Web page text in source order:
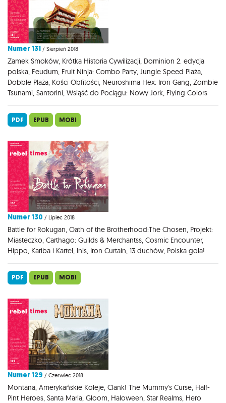
Numer 131 / Sierpień 2018
Zamek Smoków, Krótka Historia Cywilizacji, Dominion 2. edycja
polska, Feudum, Fruit Ninja: Combo Party, Jungle Speed Plaża,
Dobble Plaża, Kości Obfitości, Neuroshima Hex: Iron Gang, Zombie
Tsunami, Santorini, Wsiąść do Pociągu: Nowy Jork, Flying Colors
PDF EPUB MOBI
Numer 130 / Lipiec 2018
Battle for Rokugan, Oath of the Brotherhood:The Chosen, Projekt:
Miasteczko, Carthago: Guilds & Merchantss, Cosmic Encounter,
Hippo, Kariba i Kartel, Inis, Iron Curtain, 13 duchów, Polska gola!
PDF EPUB MOBI
Numer 129 / Czerwiec 2018
Montana, Amerykańskie Koleje, Clank! The Mummy's Curse, Half-
Pint Heroes, Santa Maria, Gloom, Haloween, Star Realms, Hero